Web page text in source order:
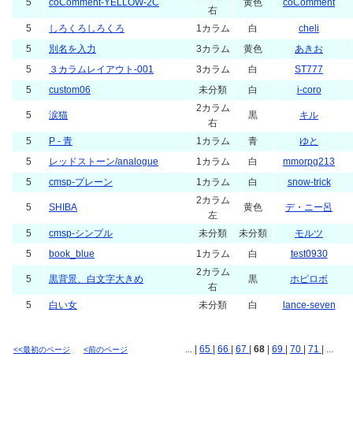
5 coComment-YELLOW-2C
右
黄色 coComment
5 しろくろしろくろ 1カラム 白
cheli
5
別名を入力 3カラム 黄色
あきお
5
３カラムレイアウト-001 3カラム 白
ST777
5
custom06 未分類 白 i-coro
5 涙猫
2カラム
右
黒 キル
5 P - 青 1カラム 青
ゆと
5
レッドストーン/analogue 1カラム 白
mmorpg213
5
cmsp-プレーン 1カラム 白 snow-trick
5 SHIBA
2カラム
左
黄色 デ・ニー呂
5 cmsp-シンプル 未分類 未分類
モルツ
5
book_blue 1カラム 白 test0930
5 黒背景、白文字大きめ
2カラム
右
黒 ホピロボ
5 白い女 未分類 白 lance-seven
<<最初のページ <前のページ ... | 65 66 67 68 69 70 71 | ...